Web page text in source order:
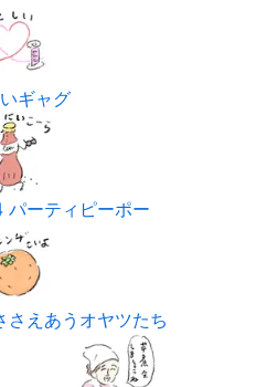
ギャグ
パーティピーポー
えあうオヤツたち